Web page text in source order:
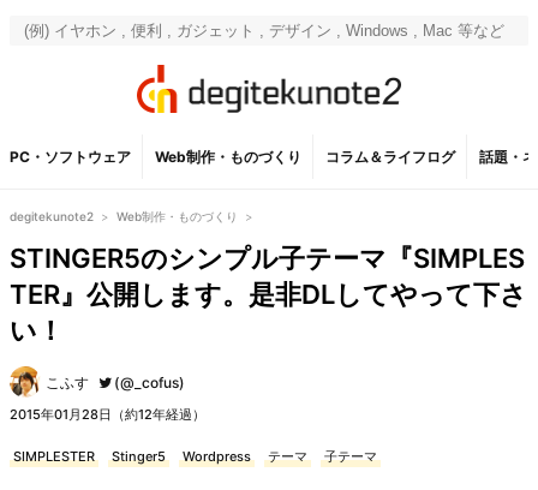
PC・ソフトウェア Web制作・ものづくり コラム＆ライフログ 話題・
degitekunote2 > Web制作・ものづくり >
STINGER5のシンプル子テーマ『SIMPLES
TER』公開します。是非DLしてやって下さ
い！
こふす (@_cofus)
2015年01月28日（約12年経過）
SIMPLESTER Stinger5 Wordpress テーマ 子テーマ